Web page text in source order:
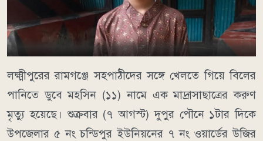
লক্ষ্মীপুরের রামগঞ্জে সহপাঠীদের সঙ্গে খেলতে গিয়ে বিলের
পানিতে ডুবে মহসিন (১১) নামে এক মাদ্রাসাছাত্রের করুণ
মৃত্যু হয়েছে। শুক্রবার (৭ আগস্ট) দুপুর পৌনে ১টার দিকে
উপজেলার ৫ নং চন্ডিপুর ইউনিয়নের ৭ নং ওয়ার্ডের উজির